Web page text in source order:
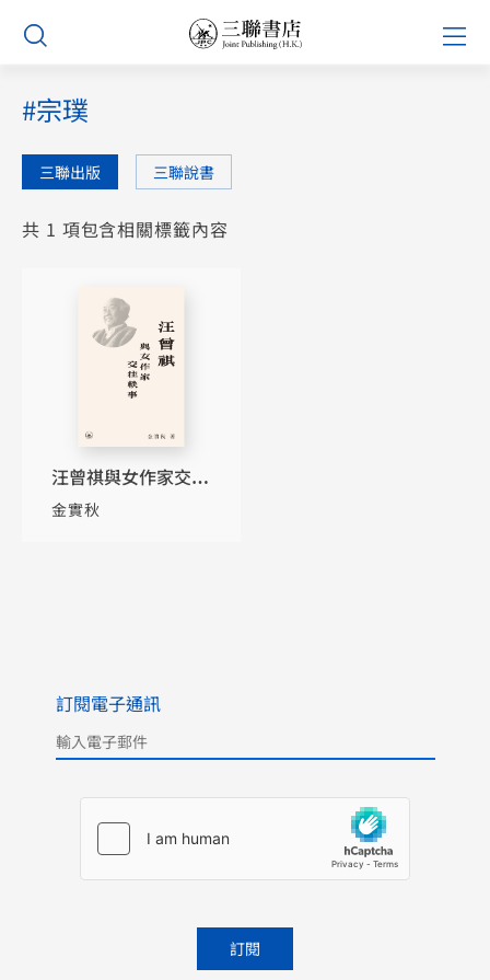
Skip
content
#宗璞
三聯出版 三聯說書
共 1 項包含相關標籤內容
汪曾祺與女作家交往
軼事
金實秋
訂閱電子通訊